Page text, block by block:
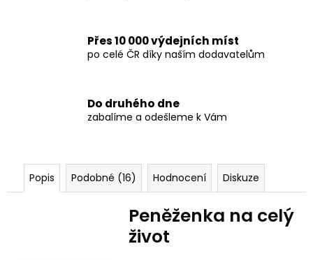
Přes 10 000 výdejních míst
po celé ČR díky naším dodavatelům
Do druhého dne
zabalíme a odešleme k Vám
Popis Podobné (16) Hodnocení Diskuze
Peněženka na celý
život